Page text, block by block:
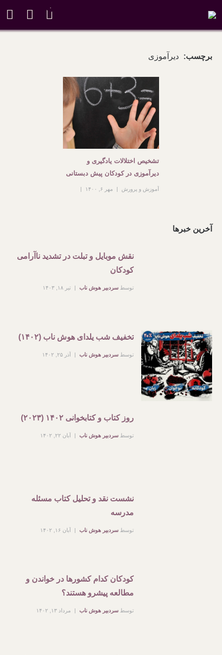
۰
برچسب: دیرآموزی
تشخیص اختلالات یادگیری و
دیرآموزی در کودکان پیش دبستانی
آموزش و پرورش
مهر ۶, ۱۴۰۰
آخرین خبرها
نقش موبایل و تبلت در تشدید ناآرامی
کودکان
توسط سردبیر هوش ناب تیر ۱۸, ۱۴۰۳
تخفیف شب یلدای هوش ناب (۱۴۰۲)
توسط سردبیر هوش ناب آذر ۲۵, ۱۴۰۲
روز کتاب و کتابخوانی ۱۴۰۲ (۲۰۲۳)
توسط سردبیر هوش ناب آبان ۲۲, ۱۴۰۲
نشست نقد و تحلیل کتاب مسئله
مدرسه
توسط سردبیر هوش ناب آبان ۱۶, ۱۴۰۲
کودکان کدام کشورها در خواندن و
مطالعه پیشرو هستند؟
توسط سردبیر هوش ناب مرداد ۱۳, ۱۴۰۲